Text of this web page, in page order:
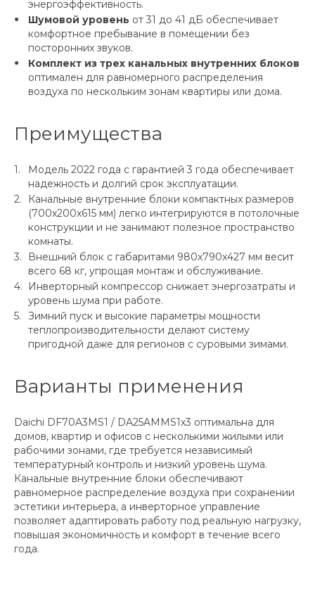
энергоэффективность.
Шумовой уровень от 31 до 41 дБ обеспечивает
комфортное пребывание в помещении без
посторонних звуков.
Комплект из трех канальных внутренних блоков
оптимален для равномерного распределения
воздуха по нескольким зонам квартиры или дома.
Преимущества
Модель 2022 года с гарантией 3 года обеспечивает
надежность и долгий срок эксплуатации.
Канальные внутренние блоки компактных размеров
(700x200x615 мм) легко интегрируются в потолочные
конструкции и не занимают полезное пространство
комнаты.
Внешний блок с габаритами 980x790x427 мм весит
всего 68 кг, упрощая монтаж и обслуживание.
Инверторный компрессор снижает энергозатраты и
уровень шума при работе.
Зимний пуск и высокие параметры мощности
теплопроизводительности делают систему
пригодной даже для регионов с суровыми зимами.
Варианты применения
Daichi DF70A3MS1 / DA25AMMS1x3 оптимальна для
домов, квартир и офисов с несколькими жилыми или
рабочими зонами, где требуется независимый
температурный контроль и низкий уровень шума.
Канальные внутренние блоки обеспечивают
равномерное распределение воздуха при сохранении
эстетики интерьера, а инверторное управление
позволяет адаптировать работу под реальную нагрузку,
повышая экономичность и комфорт в течение всего
года.